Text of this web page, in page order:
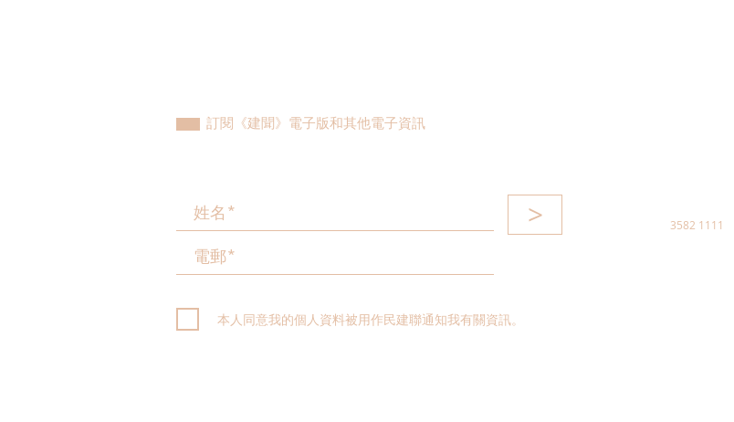
訂閱《建聞》電子版和其他電子資訊
>
本人同意我的個人資料被用作民建聯通知我有關資訊。
3582 1111